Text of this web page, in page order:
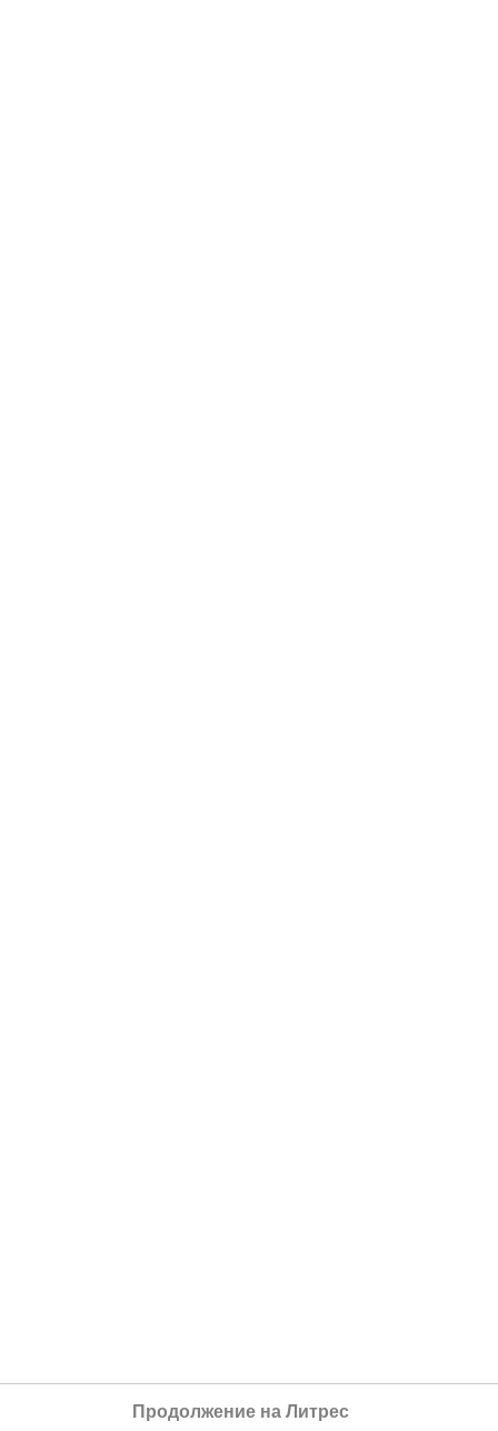
Продолжение на Литрес